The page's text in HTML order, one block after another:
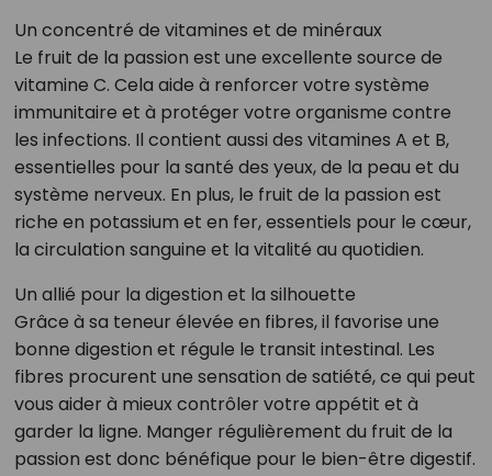
Un concentré de vitamines et de minéraux
Le fruit de la passion est une excellente source de
vitamine C. Cela aide à renforcer votre système
immunitaire et à protéger votre organisme contre
les infections. Il contient aussi des vitamines A et B,
essentielles pour la santé des yeux, de la peau et du
système nerveux. En plus, le fruit de la passion est
riche en potassium et en fer, essentiels pour le cœur,
la circulation sanguine et la vitalité au quotidien.
Un allié pour la digestion et la silhouette
Grâce à sa teneur élevée en fibres, il favorise une
bonne digestion et régule le transit intestinal. Les
fibres procurent une sensation de satiété, ce qui peut
vous aider à mieux contrôler votre appétit et à
garder la ligne. Manger régulièrement du fruit de la
passion est donc bénéfique pour le bien-être digestif.